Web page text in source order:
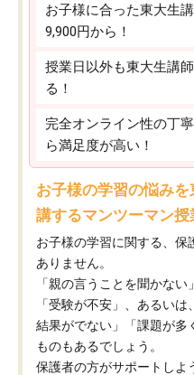
お子様に合った東大生
9,900円から！
授業日以外も東大生講
る！
完全オンライン性の丁
ら満足度が高い！
お子様の学習の悩み
講するマンツーマン授
お子様の学習に関する、保
ありません。
「親の言うことを聞かない
「受験が不安」、あるいは
結果がでない」「課題が多
ものもあるでしょう。
保護者の方がサポートしよ